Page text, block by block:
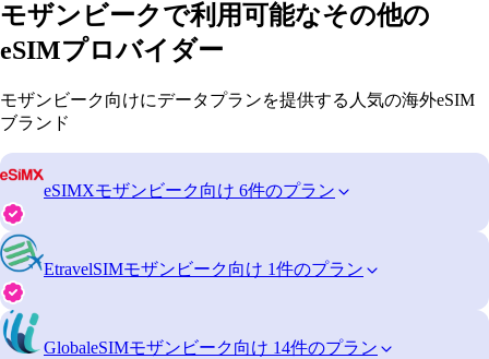
モザンビークで利用可能なその他の
eSIMプロバイダー
モザンビーク向けにデータプランを提供する人気の海外eSIM
ブランド
eSIMXモザンビーク向け 6件のプラン
EtravelSIMモザンビーク向け 1件のプラン
GlobaleSIMモザンビーク向け 14件のプラン